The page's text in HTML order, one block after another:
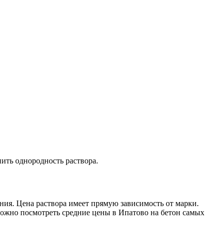
однородность раствора.
Цена раствора имеет прямую зависимость от марки.
посмотреть средние цены в Ипатово на бетон самых